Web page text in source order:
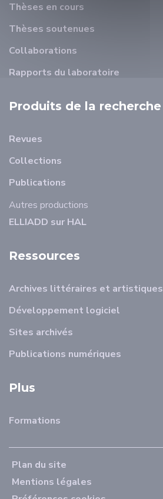
Thèses en cours
Thèses soutenues
Collaborations
Rapports du laboratoire
Produits de la recherche
Revues
Collections
Publications
Autres productions
ELLIADD sur HAL
Ressources
Archives littéraires et artistiques
Développement logiciel
Sites archivés
Publications numériques
Plus
Formations
Plan du site
Mentions légales